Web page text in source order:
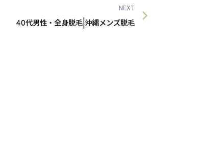
NEXT
40代男性・全身脱毛|沖縄メンズ脱毛